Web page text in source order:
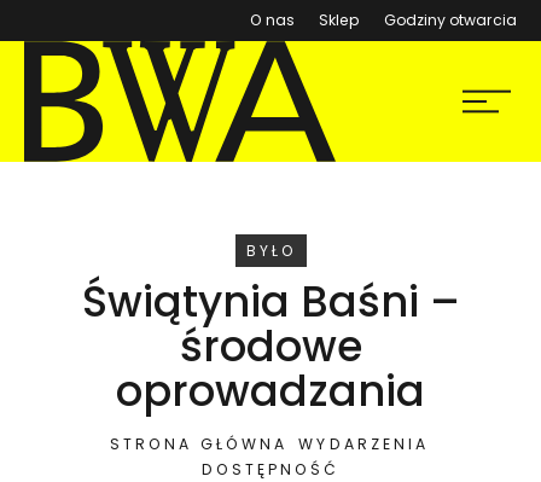
O nas Sklep (otwiera się w nowym
Godziny otwarcia
BWA Wrocław
Galerie Sztuki Współczesnej
Menu
WYDARZENIE
BYŁO
Świątynia Baśni –
środowe
oprowadzania
STRONA GŁÓWNA
WYDARZENIA
DOSTĘPNOŚĆ